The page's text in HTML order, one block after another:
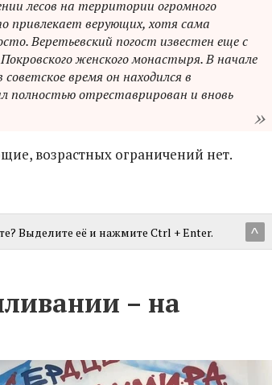
лесов на территории огромного
привлекает верующих, хотя сама
Веретьевский погост известен еще с
женского монастыря. В начале
время он находился в
полностью отреставрирован и вновь
возрастных ограничений нет.
^
Выделите её и нажмите Ctrl + Enter.
– на